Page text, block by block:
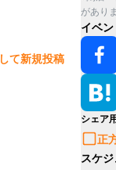
て新規投稿
があり
イベ
シェア
正
スケ